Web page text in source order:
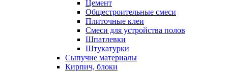
Цемент
Общестроительные смеси
Плиточные клеи
Смеси для устройства полов
Шпатлевки
Штукатурки
Сыпучие материалы
Кирпич, блоки